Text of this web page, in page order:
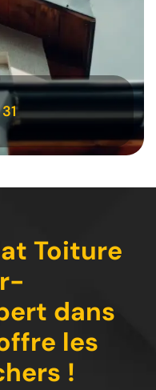
Toiture
dans
les
!